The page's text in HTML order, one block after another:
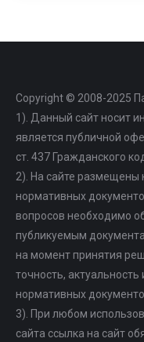
Copyright © 2008-2025
1). Данный сайт носит
является публичной
ст. 437 Гражданского
2). На сайте размещены
нормативных
вопросов необходимо
публикуемым
на момент принятия
точность,
нормативных
3). При любом
сайта ссылка на сайт